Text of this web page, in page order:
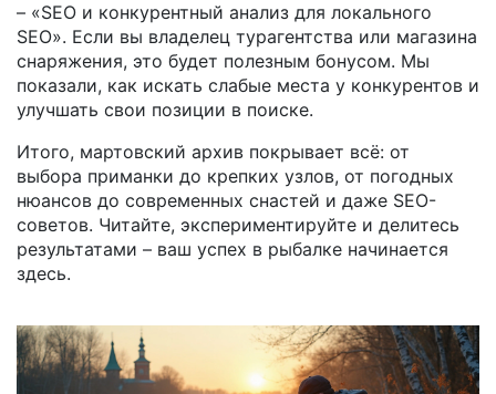
– «SEO и конкурентный анализ для локального
SEO». Если вы владелец турагентства или магазина
снаряжения, это будет полезным бонусом. Мы
показали, как искать слабые места у конкурентов и
улучшать свои позиции в поиске.
Итого, мартовский архив покрывает всё: от
выбора приманки до крепких узлов, от погодных
нюансов до современных снастей и даже SEO-
советов. Читайте, экспериментируйте и делитесь
результатами – ваш успех в рыбалке начинается
здесь.